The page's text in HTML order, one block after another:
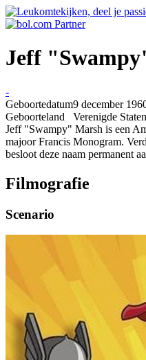
Jeff
-
Geboortedatum9 december
Geboorteland
Verenigde Staten
Jeff "Swampy" Marsh is een
majoor Francis Monogram.
besloot deze naam permanent
Filmografie
Scenario